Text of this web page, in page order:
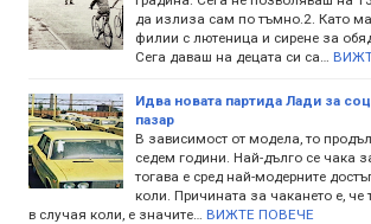
да излиза сам по тъмно.2. Като
филии с лютеница и сирене за
Сега даваш на децата си са…
Идва новата партида Лади за
пазар
В зависимост от модела, то
седем години. Най-дълго се чака
тогава е сред най-модерните
коли. Причината за чакането е, че
в случая коли, е значите…
ВИЖТЕ ПОВЕЧЕ